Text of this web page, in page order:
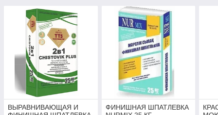
ВЫРАВНИВАЮЩАЯ И
ФИНИШНАЯ ШПАТЛЕВКА